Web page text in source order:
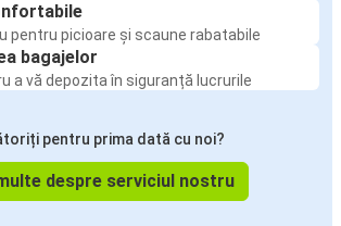
pentru picioare și scaune rabatabile
bagajelor
a vă depozita în siguranță lucrurile
pentru prima dată cu noi?
despre serviciul nostru